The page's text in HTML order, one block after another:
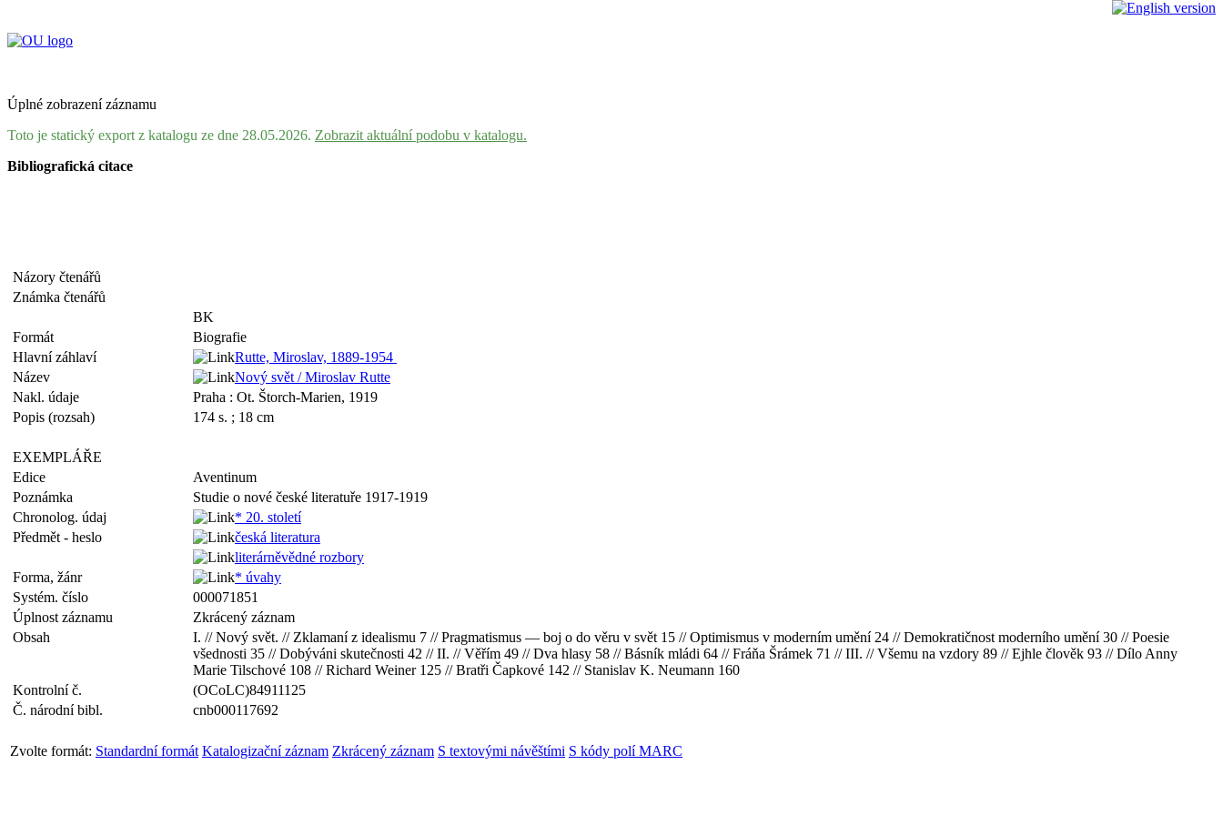
Úplné zobrazení záznamu
Toto je statický export z katalogu ze dne 28.05.2026. Zobrazit aktuální podobu v katalogu.
Bibliografická citace
Názory čtenářů
Známka čtenářů
BK
Formát
Biografie
Hlavní záhlaví
Rutte, Miroslav, 1889-1954
Název
Nový svět / Miroslav Rutte
Nakl. údaje
Praha : Ot. Štorch-Marien, 1919
Popis (rozsah)
174 s. ; 18 cm
EXEMPLÁŘE
Edice
Aventinum
Poznámka
Studie o nové české literatuře 1917-1919
Chronolog. údaj
* 20. století
Předmět - heslo
česká literatura
literárněvědné rozbory
Forma, žánr
* úvahy
Systém. číslo
000071851
Úplnost záznamu
Zkrácený záznam
Obsah
I. // Nový svět. // Zklamaní z idealismu 7 // Pragmatismus — boj o do věru v svět 15 // Optimismus v moderním umění 24 // Demokratičnost moderního umění 30 // Poesie
všednosti 35 // Dobýváni skutečnosti 42 // II. // Věřím 49 // Dva hlasy 58 // Básník mládi 64 // Fráňa Šrámek 71 // III. // Všemu na vzdory 89 // Ejhle člověk 93 // Dílo Anny
Marie Tilschové 108 // Richard Weiner 125 // Bratři Čapkové 142 // Stanislav K. Neumann 160
Kontrolní č.
(OCoLC)84911125
Č. národní bibl.
cnb000117692
Zvolte formát: Standardní formát Katalogizační záznam Zkrácený záznam S textovými návěštími S kódy polí MARC